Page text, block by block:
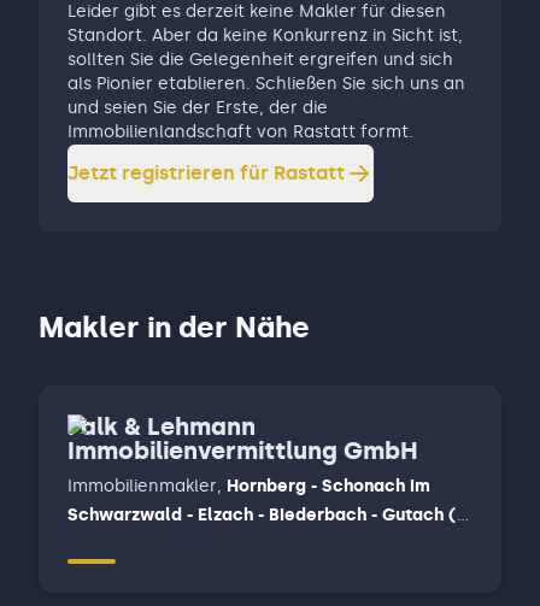
Leider gibt es derzeit keine Makler für diesen
Standort. Aber da keine Konkurrenz in Sicht ist,
sollten Sie die Gelegenheit ergreifen und sich
als Pionier etablieren. Schließen Sie sich uns an
und seien Sie der Erste, der die
Immobilienlandschaft von Rastatt formt.
Jetzt registrieren für Rastatt
Makler in der Nähe
Falk & Lehmann
Immobilienvermittlung GmbH
Immobilienmakler, Hornberg - Schonach im
Schwarzwald - Elzach - Biederbach - Gutach (